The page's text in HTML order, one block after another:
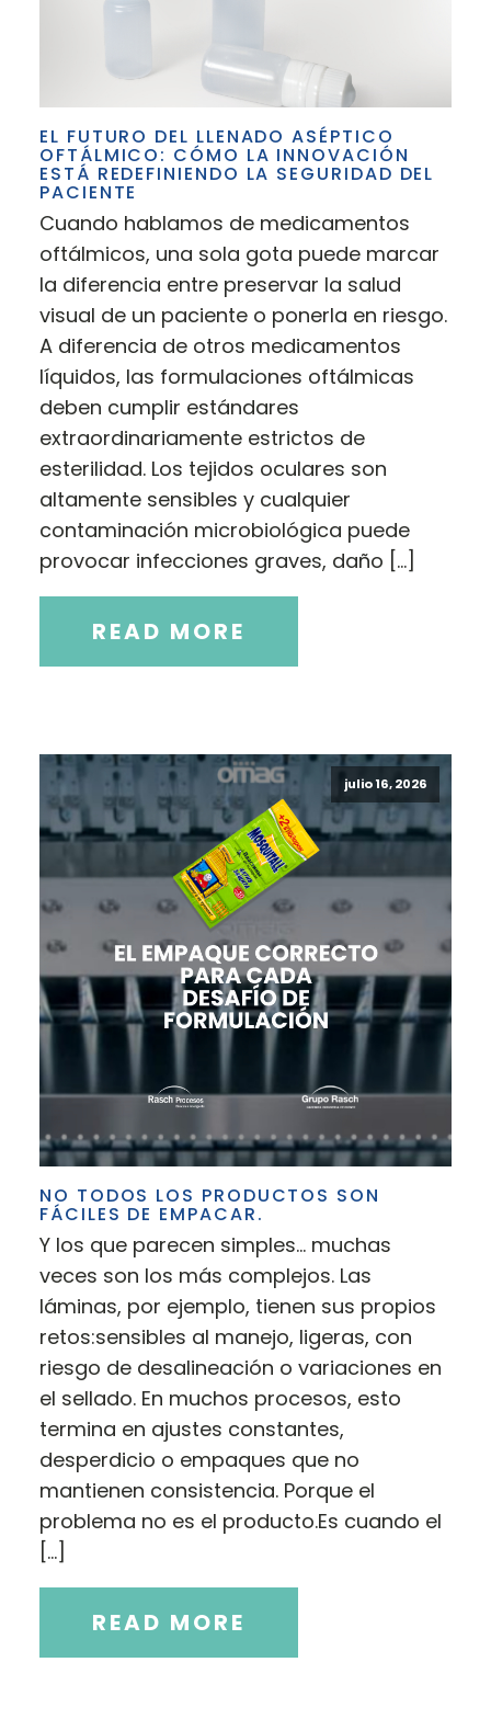
EL FUTURO DEL LLENADO ASÉPTICO
OFTÁLMICO: CÓMO LA INNOVACIÓN
ESTÁ REDEFINIENDO LA SEGURIDAD DEL
PACIENTE
Cuando hablamos de medicamentos
oftálmicos, una sola gota puede marcar
la diferencia entre preservar la salud
visual de un paciente o ponerla en riesgo.
A diferencia de otros medicamentos
líquidos, las formulaciones oftálmicas
deben cumplir estándares
extraordinariamente estrictos de
esterilidad. Los tejidos oculares son
altamente sensibles y cualquier
contaminación microbiológica puede
provocar infecciones graves, daño […]
READ MORE
julio 16, 2026
NO TODOS LOS PRODUCTOS SON
FÁCILES DE EMPACAR.
Y los que parecen simples… muchas
veces son los más complejos. Las
láminas, por ejemplo, tienen sus propios
retos:sensibles al manejo, ligeras, con
riesgo de desalineación o variaciones en
el sellado. En muchos procesos, esto
termina en ajustes constantes,
desperdicio o empaques que no
mantienen consistencia. Porque el
problema no es el producto.Es cuando el
[…]
READ MORE